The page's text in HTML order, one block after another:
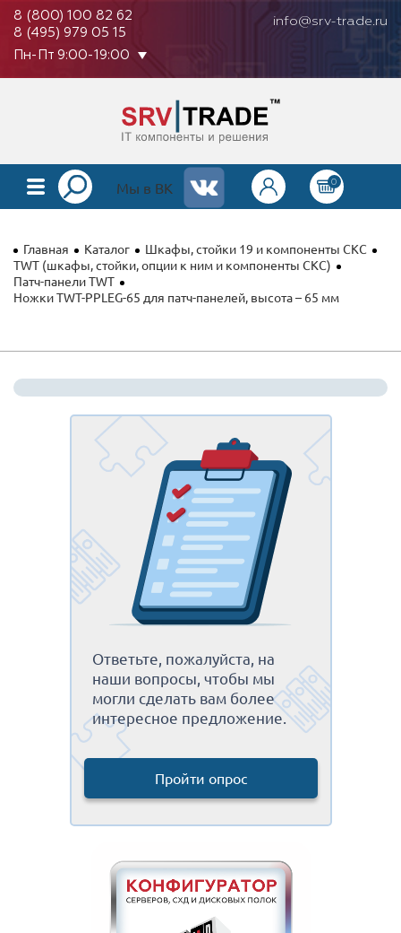
8 (800) 100 82 62
8 (495) 979 05 15
info@srv-trade.ru
Пн-Пт 9:00-19:00
КАТАЛОГ
ОПЛАТА
ГАРАНТИЯ
АКЦИИ
Мы в ВК 0
Главная Каталог
Шкафы, стойки 19 и компоненты СКС
TWT (шкафы, стойки, опции к ним и компоненты СКС)
Патч-панели TWT
Ножки TWT-PPLEG-65 для патч-панелей, высота – 65 мм
Ответьте, пожалуйста, на
наши вопросы, чтобы мы
могли сделать вам более
интересное предложение.
Пройти опрос